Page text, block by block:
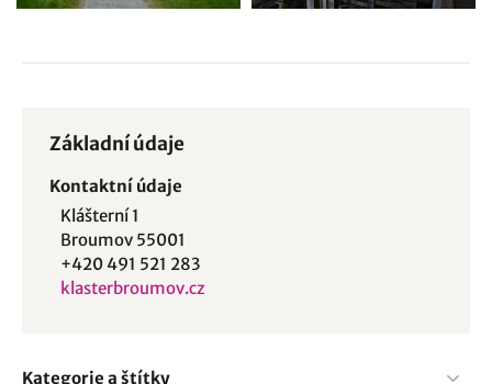
Základní údaje
Kontaktní údaje
Klášterní 1
Broumov 55001
+420 491 521 283
klasterbroumov.cz
Kategorie a štítky